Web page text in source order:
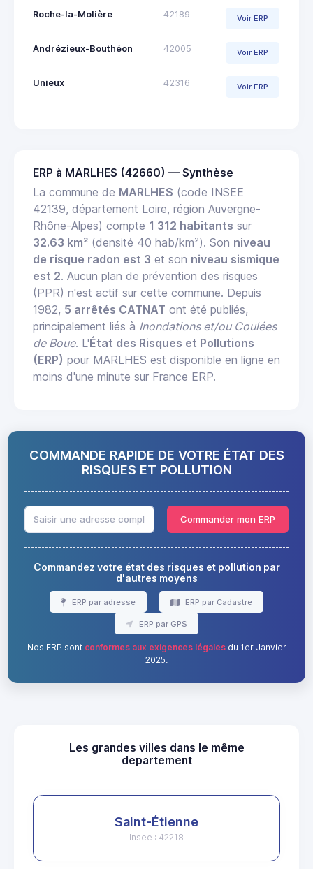
Roche-la-Molière 42189 Voir ERP
Andrézieux-Bouthéon 42005 Voir ERP
Unieux 42316 Voir ERP
ERP à MARLHES (42660) — Synthèse
La commune de MARLHES (code INSEE
42139, département Loire, région Auvergne-
Rhône-Alpes) compte 1 312 habitants sur
32.63 km² (densité 40 hab/km²). Son niveau
de risque radon est 3 et son niveau sismique
est 2. Aucun plan de prévention des risques
(PPR) n'est actif sur cette commune. Depuis
1982, 5 arrêtés CATNAT ont été publiés,
principalement liés à Inondations et/ou Coulées
de Boue. L'État des Risques et Pollutions
(ERP) pour MARLHES est disponible en ligne en
moins d'une minute sur France ERP.
COMMANDE RAPIDE DE VOTRE ÉTAT DES
RISQUES ET POLLUTION
Commander mon ERP
Commandez votre état des risques et pollution par
d'autres moyens
ERP par adresse ERP par Cadastre
ERP par GPS
Nos ERP sont conformes aux exigences légalesdu 1er Janvier
2025.
Les grandes villes dans le même
departement
Saint-Étienne
Insee : 42218